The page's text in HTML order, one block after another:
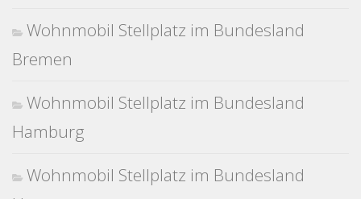
Wohnmobil Stellplatz im Bundesland
Bremen
Wohnmobil Stellplatz im Bundesland
Hamburg
Wohnmobil Stellplatz im Bundesland